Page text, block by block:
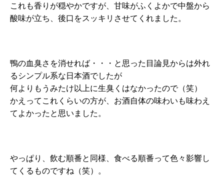
これも香りが穏やかですが、甘味がふくよかで中盤から
酸味が立ち、後口をスッキリさせてくれました。
鴨の血臭さを消せれば・・・と思った目論見からは外れ
るシンプル系な日本酒でしたが
何よりもうみたけ以上に生臭くはなかったので（笑）
かえってこれくらいの方が、お酒自体の味わいも味わえ
てよかったと思いました。
やっぱり、飲む順番と同様、食べる順番って色々影響し
てくるものですね（笑）。